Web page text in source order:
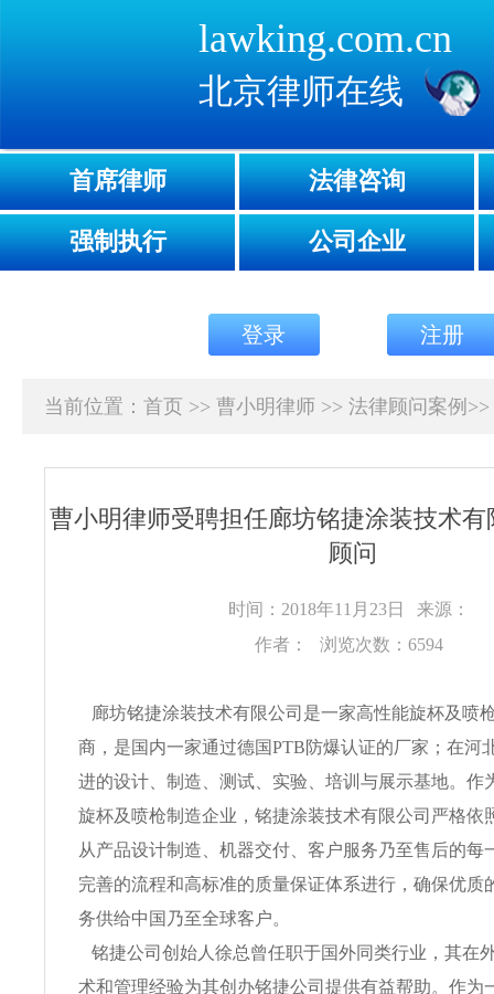
lawking.com.cn
北京律师在线
首席律师 法律咨询
强制执行 公司企业
登录 注册
当前位置： 首页 >> 曹小明律师 >> 法律顾问案例 >>
曹小明律师受聘担任廊坊铭捷涂装技术
顾问
时间：2018年11月23日
来源：
作者：
浏览次数：6594
廊坊铭捷涂装技术有限公司是一家高性能旋杯及喷
商，是国内一家通过德国PTB防爆认证的厂家；在河
进的设计、制造、测试、实验、培训与展示基地。作
旋杯及喷枪制造企业，铭捷涂装技术有限公司严格依
从产品设计制造、机器交付、客户服务乃至售后的每
完善的流程和高标准的质量保证体系进行，确保优质
务供给中国乃至全球客户。
铭捷公司创始人徐总曾任职于国外同类行业，其在
术和管理经验为其创办铭捷公司提供有益帮助。作为